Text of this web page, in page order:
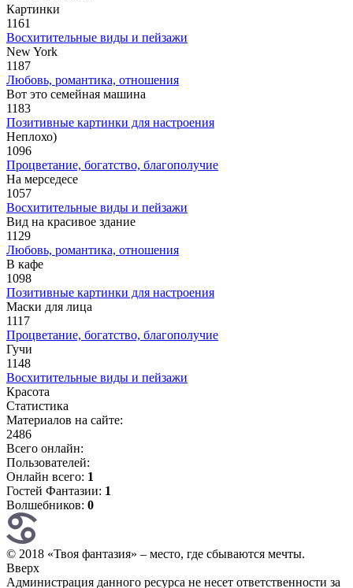
Картинки
1161
Восхитительные виды и пейзажи
New York
1187
Любовь, романтика, отношения
Вот это семейная машина
1183
Позитивные картинки для настроения
Неплохо)
1096
Процветание, богатство, благополучие
На мерседесе
1057
Восхитительные виды и пейзажи
Вид на красивое здание
1129
Любовь, романтика, отношения
В кафе
1098
Позитивные картинки для настроения
Маски для лица
1117
Процветание, богатство, благополучие
Гучи
1148
Восхитительные виды и пейзажи
Красота
Статистика
Материалов на сайте:
2486
Всего онлайн:
Пользователей:
Онлайн всего: 1
Гостей Фантазии: 1
Волшебников: 0
© 2018 «Твоя фантазия» – место, где сбываются мечты.
Вверх
Администрация данного ресурса не несет ответственности за